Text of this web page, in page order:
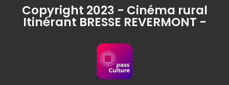
Copyright 2023 - Cinéma rural
Itinérant BRESSE REVERMONT -